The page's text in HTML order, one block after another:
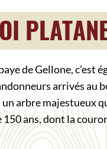
de Gellone,
arrivés au
arbre majestueux
150 ans, dont la